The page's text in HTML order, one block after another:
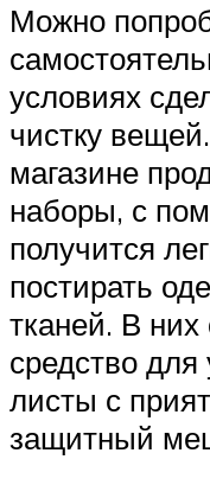
Можно
условиях
чистку
магазине
наборы, с
получится
постирать
тканей. В
средство для
листы с
защитный